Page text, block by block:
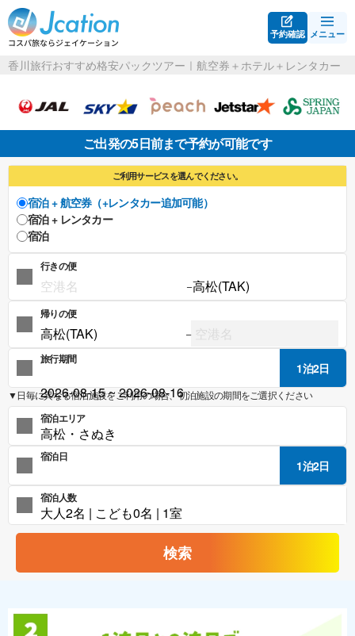
予約確認 メニュー
香川旅行おすすめ格安パックツアー｜航空券＋ホテル＋レンタカー
ご出発の5日前まで予約が可能です
ご利用サービスを選んでください。
宿泊 + 航空券（+レンタカー追加可能）
宿泊 + レンタカー
宿泊
行きの便
−
帰りの便
−
旅行期間
1泊2日
▼日毎に異なる宿泊施設をご利用の場合、初泊施設の期間をご選択ください
宿泊エリア
宿泊日
1泊2日
宿泊人数
検索